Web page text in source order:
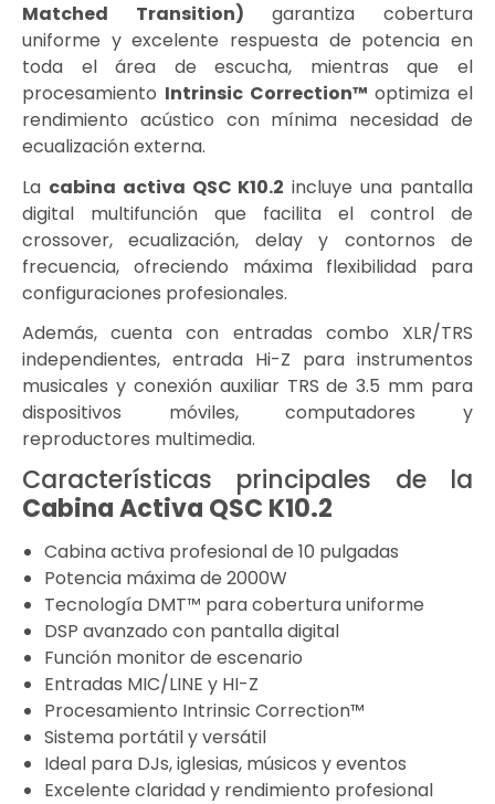
Matched Transition) garantiza cobertura
uniforme y excelente respuesta de potencia en
toda el área de escucha, mientras que el
procesamiento Intrinsic Correction™ optimiza el
rendimiento acústico con mínima necesidad de
ecualización externa.
La cabina activa QSC K10.2 incluye una pantalla
digital multifunción que facilita el control de
crossover, ecualización, delay y contornos de
frecuencia, ofreciendo máxima flexibilidad para
configuraciones profesionales.
Además, cuenta con entradas combo XLR/TRS
independientes, entrada Hi-Z para instrumentos
musicales y conexión auxiliar TRS de 3.5 mm para
dispositivos móviles, computadores y
reproductores multimedia.
Características principales de la
Cabina Activa QSC K10.2
Cabina activa profesional de 10 pulgadas
Potencia máxima de 2000W
Tecnología DMT™ para cobertura uniforme
DSP avanzado con pantalla digital
Función monitor de escenario
Entradas MIC/LINE y HI-Z
Procesamiento Intrinsic Correction™
Sistema portátil y versátil
Ideal para DJs, iglesias, músicos y eventos
Excelente claridad y rendimiento profesional